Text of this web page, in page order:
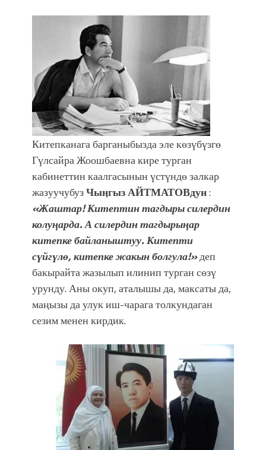
Китепканага барганыбызда эле көзүбүзгө
Гүлсайра Жоошбаевна кире турган
кабинеттин каалгасынын үстүндө залкар
жазуучубузЧыӊгыз АЙТМАТОВдун:
«Жаштар! Китептин тагдыры силердин
колуӊарда. А силердин тагдырыӊар
китепке байланыштуу. Китепти
сүйгүлө, китепке жакын болгула!»деп
бакырайта жазылып илинип турган сөзү
урунду. Аны окуп, аталышы да, максаты да,
маңызы да улук иш-чарага толкундаган
сезим менен кирдик.